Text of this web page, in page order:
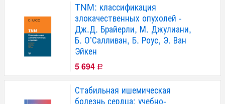
TNM: классификация
злокачественных опухолей -
Дж.Д. Брайерли, М. Джулиани,
Б. О’Салливан, Б. Роус, Э. Ван
Эйкен
5 694 Р
Стабильная ишемическая
болезнь сердца: учебно-